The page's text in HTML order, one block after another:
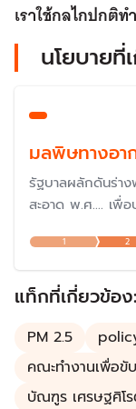
เราใช้กลไกปกติท
นโยบายที่
มลพิษทางอา
รัฐบาลผลักดันร่า
สะอาด พ.ศ.... เพื่
มลพิษทางอากาศ
ที่กระทบต่อสุขภาพ
แทนราษฎรพิจาร
1 2
แท็กที่เกี่ยวข้อง:
PM 2.5
คณะทำงานเพื่อขั
บัณฑูร เศรษฐศิโ